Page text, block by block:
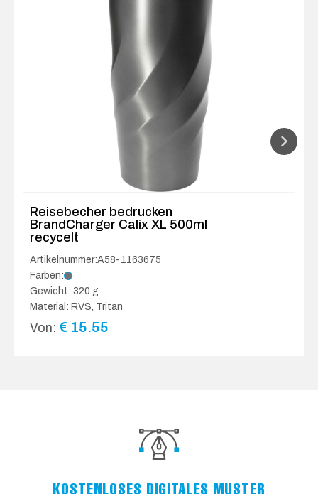
Reisebecher bedrucken
BrandCharger Calix XL 500ml
recycelt
Artikelnummer:A58-1163675
Farben:
Gewicht: 320 g
Material: RVS, Tritan
Von: € 15.55
KOSTENLOSES DIGITALES MUSTER